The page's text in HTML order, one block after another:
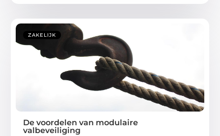
ZAKELIJK
De voordelen van modulaire
valbeveiliging